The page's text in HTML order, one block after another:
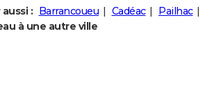
aussi : Barrancoueu Cadéac Pailhac
à une autre ville